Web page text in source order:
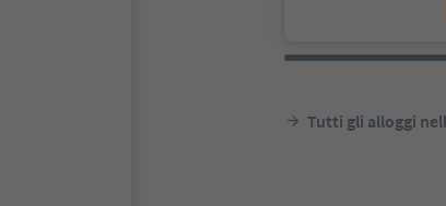
Tutti gli alloggi